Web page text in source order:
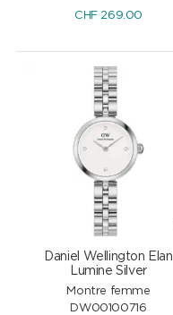
CHF269.00
Daniel Wellington Elan
Lumine Silver
Montre femme
DW00100716